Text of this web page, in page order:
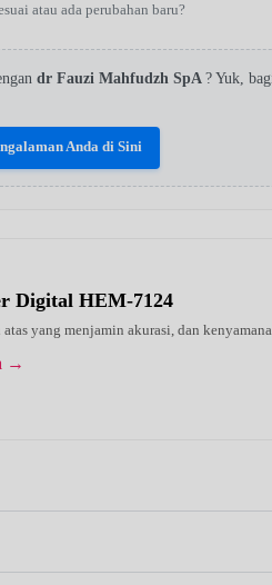
atau ada perubahan baru?
dr Fauzi Mahfudzh SpA ? Yuk,
Anda di Sini
Digital HEM-7124
yang menjamin akurasi, dan
→